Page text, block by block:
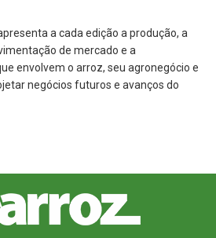
a cada edição a produção, a
de mercado e a
envolvem o arroz, seu agronegócio e
negócios futuros e avanços do